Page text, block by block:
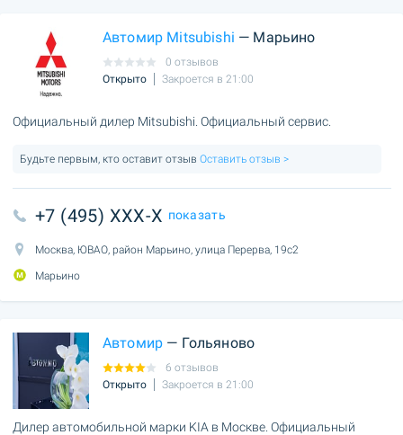
Автомир Mitsubishi — Марьино
0 отзывов
Открыто
Закроется в 21:00
Официальный дилер Mitsubishi. Официальный сервис.
Будьте первым, кто оставит отзыв Оставить отзыв >
+7 (495) XXX-X показать
Москва, ЮВАО, район Марьино, улица Перерва, 19с2
Марьино
Автомир — Гольяново
6 отзывов
Открыто
Закроется в 21:00
Дилер автомобильной марки KIA в Москве. Официальный